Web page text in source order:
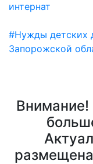
интернат
#Нужды детских
Запорожской
Внимание!